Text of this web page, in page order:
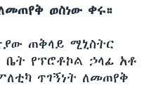
ወስነው ቀሩ።
ጠቅላይ ሚኒስትር
ቤት የፕሮቶኮል ኃላፊ አቶ
ጥገኝነት ለመጠየቅ